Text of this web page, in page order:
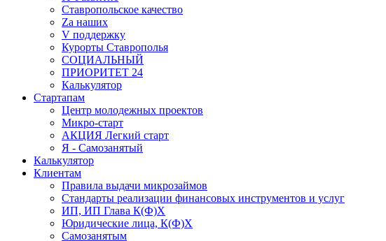
Ставропольское качество
Za наших
V поддержку
Курорты Ставрополья
СОЦИАЛЬНЫЙ
ПРИОРИТЕТ 24
Калькулятор
Стартапам
Центр молодежных проектов
Микро-старт
АКЦИЯ Легкий старт
Я - Самозанятый
Калькулятор
Клиентам
Правила выдачи микрозаймов
Стандарты реализации финансовых инструментов и услуг
ИП, ИП Глава К(Ф)Х
Юридические лица, К(Ф)Х
Самозанятым